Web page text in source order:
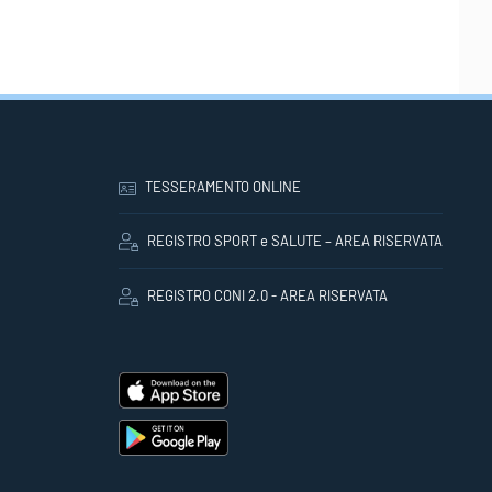
TESSERAMENTO ONLINE
REGISTRO SPORT e SALUTE – AREA RISERVATA
REGISTRO CONI 2.0 - AREA RISERVATA